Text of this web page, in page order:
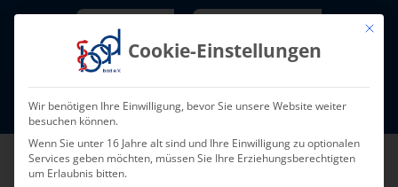
Skip
Fort- und Weiterbildung I Termine
Mit
Cookie-Einstellungen
Wir benötigen Ihre Einwilligung, bevor Sie unsere Website weiter
besuchen können.
Wenn Sie unter 16 Jahre alt sind und Ihre Einwilligung zu optionalen
Services geben möchten, müssen Sie Ihre Erziehungsberechtigten
um Erlaubnis bitten.